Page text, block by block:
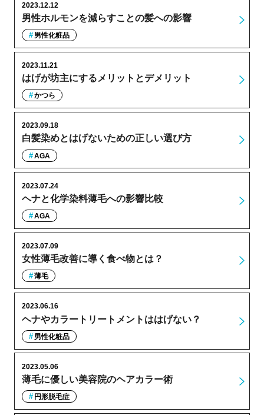
男性ホルモンを減らすことの髪への影響
2023.12.12
男性化粧品
はげが坊主にするメリットとデメリット
2023.11.21
かつら
白髪染めとはげないための正しい選び方
2023.09.18
AGA
ヘナと化学染料薄毛への影響比較
2023.07.24
AGA
女性薄毛改善に導く食べ物とは？
2023.07.09
薄毛
ヘナやカラートリートメントははげない？
2023.06.16
男性化粧品
薄毛に優しい美容院のヘアカラー術
2023.05.06
円形脱毛症